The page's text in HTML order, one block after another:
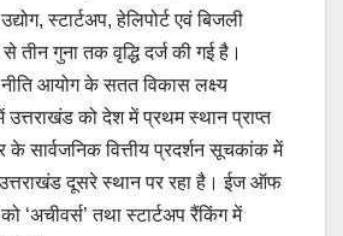
स्टार्टअप, हेलिपोर्ट एवं बिजली
तीन गुना तक वृद्धि दर्ज की गई है।
आयोग के सतत विकास लक्ष्य
को देश में प्रथम स्थान प्राप्त
सार्वजनिक वित्तीय प्रदर्शन सूचकांक में
उत्तराखंड दूसरे स्थान पर रहा है। ईज ऑफ
‘अचीवर्स’ तथा स्टार्टअप रैंकिंग में